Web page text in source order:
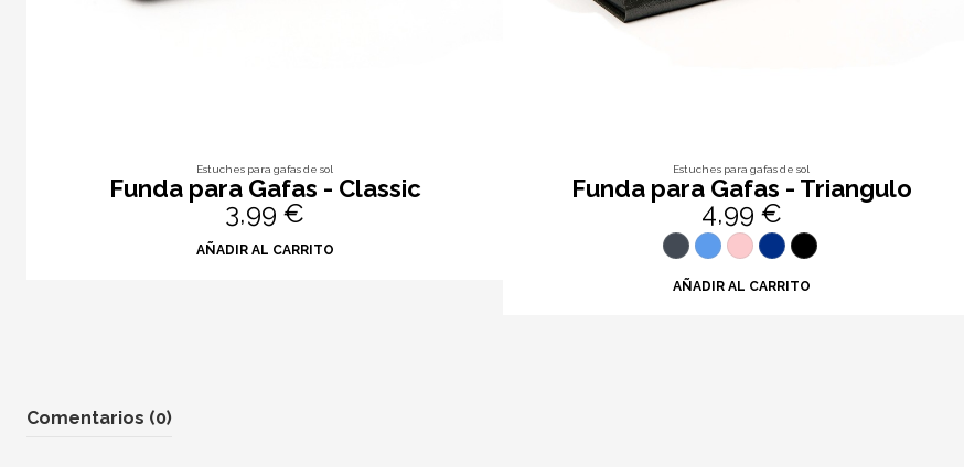
Estuches para gafas de sol
Funda para Gafas - Classic
3,99 €
AÑADIR AL CARRITO
Estuches para gafas de sol
Funda para Gafas - Triangulo
4,99 €
AÑADIR AL CARRITO
Comentarios (0)